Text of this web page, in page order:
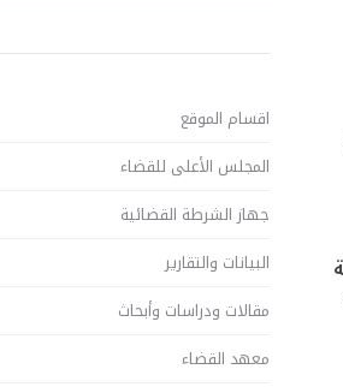
اقسام الموقع
المجلس الأعلى للقضاء
جهاز الشرطة القضائية
البيانات والتقارير
مقالات ودراسات وأبحاث
معهد القضاء